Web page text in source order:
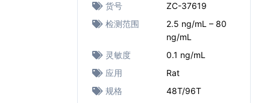
货号
ZC-37619
检测范围
2.5 ng/mL – 80
ng/mL
灵敏度
0.1 ng/mL
应用
Rat
规格
48T/96T